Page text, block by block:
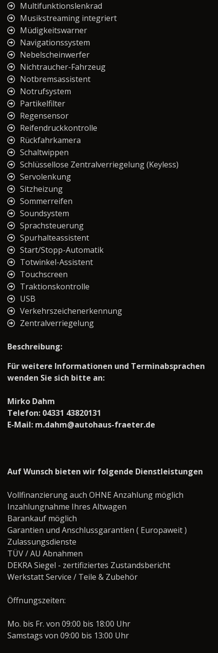
Multifunktionslenkrad
Musikstreaming integriert
Müdigkeitswarner
Navigationssystem
Nebelscheinwerfer
Nichtraucher-Fahrzeug
Notbremsassistent
Notrufsystem
Partikelfilter
Regensensor
Reifendruckkontrolle
Rückfahrkamera
Schaltwippen
Schlüssellose Zentralverriegelung (Keyless)
Servolenkung
Sitzheizung
Sommerreifen
Soundsystem
Sprachsteuerung
Spurhalteassistent
Start/Stopp-Automatik
Totwinkel-Assistent
Touchscreen
Traktionskontrolle
USB
Verkehrszeichenerkennung
Zentralverriegelung
Beschreibung:
Für weitere Informationen und Terminabsprachen
wenden Sie sich bitte an:
Mirko Dahm
Telefon: 04331 43820131
E-Mail: m.dahm@autohaus-fraeter.de
Auf Wunsch bieten wir folgende Dienstleistungen
Vollfinanzierung auch OHNE Anzahlung möglich
Inzahlungnahme Ihres Altwagen
Barankauf möglich
Garantien und Anschlussgarantien ( Europaweit )
Zulassungsdienste
TÜV / AU Abnahmen
DEKRA Siegel - zertifiziertes Zustandsbericht
Werkstatt Service / Teile & Zubehör
Öffnungszeiten:
Mo. bis Fr. von 09:00 bis 18:00 Uhr
Samstags von 09:00 bis 13:00 Uhr